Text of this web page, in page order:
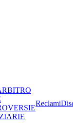
Reclami